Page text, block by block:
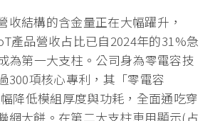
收結構的含金量正在大幅躍升，
產品營收占比已自2024年的31%急
為第一大支柱。公司身為零電容技
300項核心專利，其「零電容
降低模組厚度與功耗，全面通吃穿
網大餅。在第二大支柱車用顯示(占